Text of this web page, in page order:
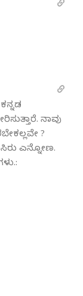
ನಾವು
?
ಎನ್ನೋಣ.